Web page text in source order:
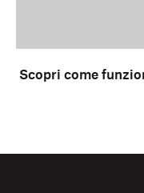
Scopri come